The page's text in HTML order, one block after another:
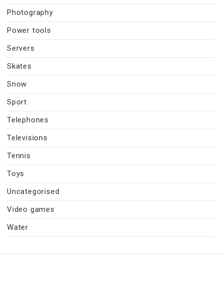
Photography
Power tools
Servers
Skates
Snow
Sport
Telephones
Televisions
Tennis
Toys
Uncategorised
Video games
Water